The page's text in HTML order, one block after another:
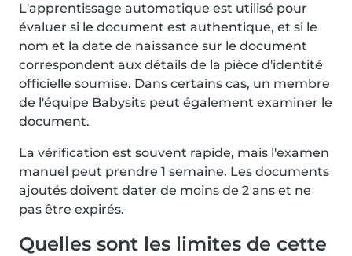
L'apprentissage automatique est utilisé pour
évaluer si le document est authentique, et si le
nom et la date de naissance sur le document
correspondent aux détails de la pièce d'identité
officielle soumise. Dans certains cas, un membre
de l'équipe Babysits peut également examiner le
document.
La vérification est souvent rapide, mais l'examen
manuel peut prendre 1 semaine. Les documents
ajoutés doivent dater de moins de 2 ans et ne
pas être expirés.
Quelles sont les limites de cette